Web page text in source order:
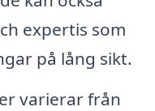
expertis som
på lång sikt.
varierar från